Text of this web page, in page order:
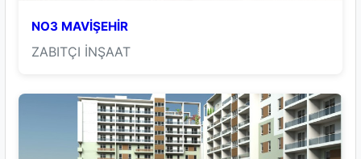
NO3 MAVİŞEHİR
ZABITÇI İNŞAAT